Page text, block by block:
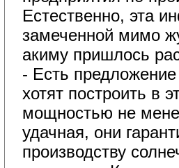
Естественно, эта
замеченной мимо
акиму пришлось
- Есть
хотят построить в
мощностью не
удачная, они
производству